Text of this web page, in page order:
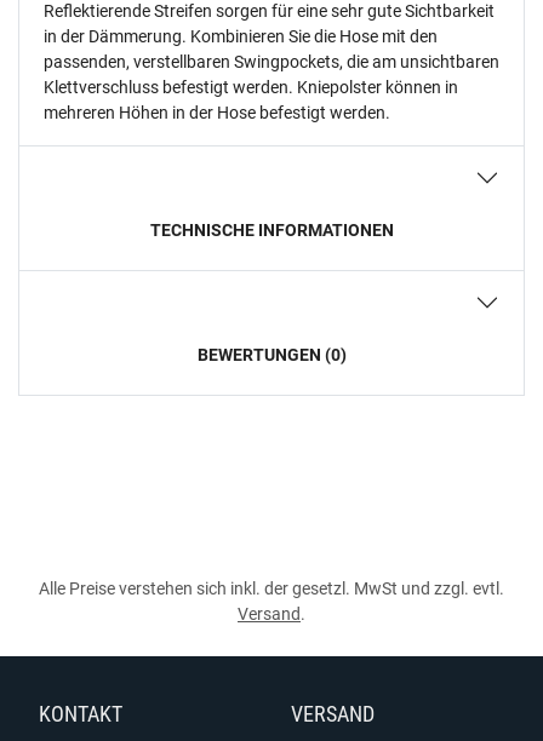
Reflektierende Streifen sorgen für eine sehr gute Sichtbarkeit
in der Dämmerung. Kombinieren Sie die Hose mit den
passenden, verstellbaren Swingpockets, die am unsichtbaren
Klettverschluss befestigt werden. Kniepolster können in
mehreren Höhen in der Hose befestigt werden.
TECHNISCHE INFORMATIONEN
BEWERTUNGEN (0)
Alle Preise verstehen sich inkl. der gesetzl. MwSt und zzgl. evtl.
Versand.
KONTAKT VERSAND